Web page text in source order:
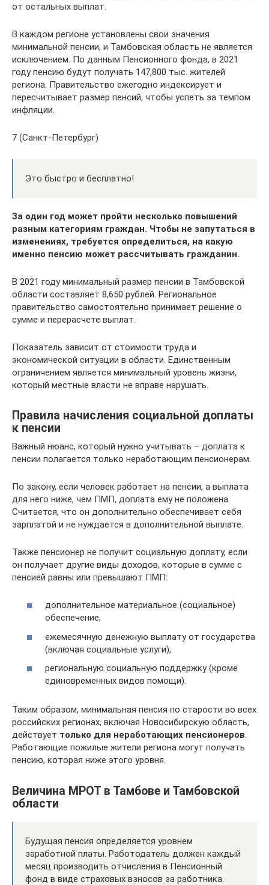
от остальных выплат.
В каждом регионе установлены свои значения
минимальной пенсии, и Тамбовская область не является
исключением. По данным Пенсионного фонда, в 2021
году пенсию будут получать 147,800 тыс. жителей
региона. Правительство ежегодно индексирует и
пересчитывает размер пенсий, чтобы успеть за темпом
инфляции.
7 (Санкт-Петербург)
Это быстро и бесплатно!
За один год может пройти несколько повышений
разным категориям граждан. Чтобы не запутаться в
изменениях, требуется определиться, на какую
именно пенсию может рассчитывать гражданин.
В 2021 году минимальный размер пенсии в Тамбовской
области составляет 8,650 рублей. Региональное
правительство самостоятельно принимает решение о
сумме и перерасчете выплат.
Показатель зависит от стоимости труда и
экономической ситуации в области. Единственным
ограничением является минимальный уровень жизни,
который местные власти не вправе нарушать.
Правила начисления социальной доплаты
к пенсии
Важный нюанс, который нужно учитывать – доплата к
пенсии полагается только неработающим пенсионерам.
По закону, если человек работает на пенсии, а выплата
для него ниже, чем ПМП, доплата ему не положена.
Считается, что он дополнительно обеспечивает себя
зарплатой и не нуждается в дополнительной выплате.
Также пенсионер не получит социальную доплату, если
он получает другие виды доходов, которые в сумме с
пенсией равны или превышают ПМП:
дополнительное материальное (социальное)
обеспечение,
ежемесячную денежную выплату от государства
(включая социальные услуги),
региональную социальную поддержку (кроме
единовременных видов помощи).
Таким образом, минимальная пенсия по старости во всех
российских регионах, включая Новосибирскую область,
действует только для неработающих пенсионеров.
Работающие пожилые жители региона могут получать
пенсию, которая ниже этого уровня.
Величина МРОТ в Тамбове и Тамбовской
области
Будущая пенсия определяется уровнем
заработной платы. Работодатель должен каждый
месяц производить отчисления в Пенсионный
фонд в виде страховых взносов за работника.